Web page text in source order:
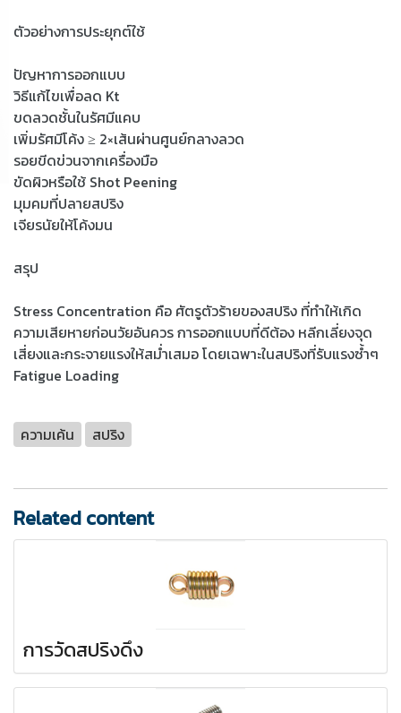
ตัวอย่างการประยุกต์ใช้
ปัญหาการออกแบบ
วิธีแก้ไขเพื่อลด Kt
ขดลวดชั้นในรัศมีแคบ
เพิ่มรัศมีโค้ง ≥ 2×เส้นผ่านศูนย์กลางลวด
รอยขีดข่วนจากเครื่องมือ
ขัดผิวหรือใช้ Shot Peening
มุมคมที่ปลายสปริง
เจียรนัยให้โค้งมน
สรุป
Stress Concentration คือ ศัตรูตัวร้ายของสปริง ที่ทำให้เกิด
ความเสียหายก่อนวัยอันควร การออกแบบที่ดีต้อง หลีกเลี่ยงจุด
เสี่ยงและกระจายแรงให้สม่ำเสมอ โดยเฉพาะในสปริงที่รับแรงซ้ำๆ
Fatigue Loading
ความเค้น สปริง
Related content
การวัดสปริงดึง